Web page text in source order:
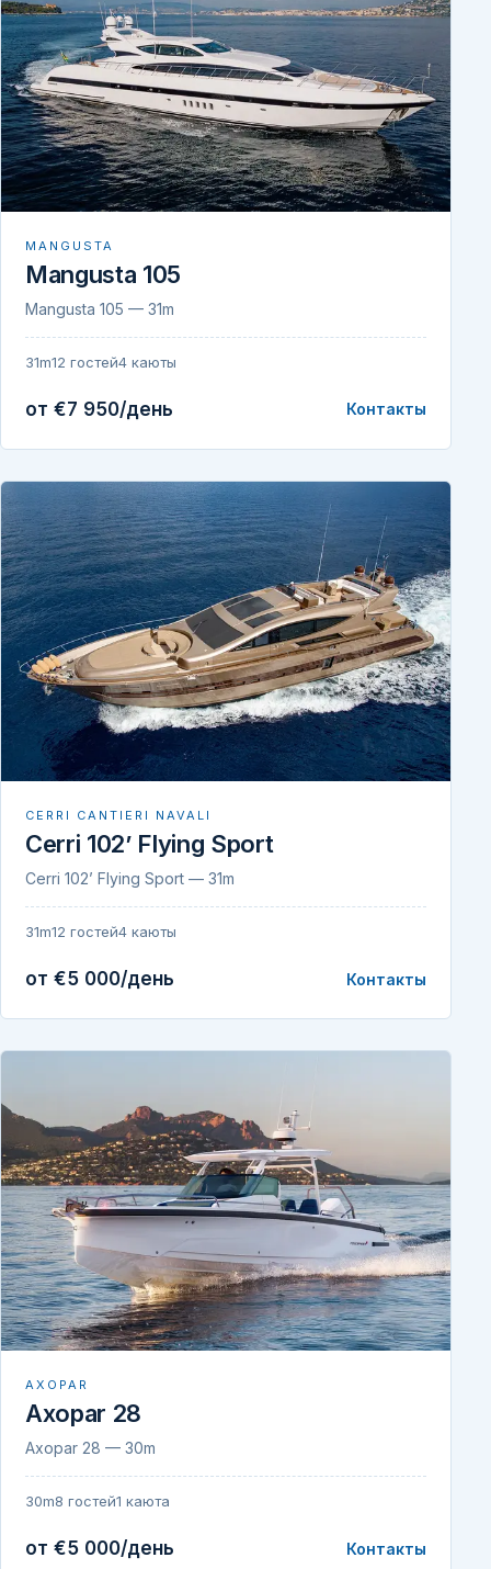
MANGUSTA
Mangusta 105
Mangusta 105 — 31m
31m12 гостей4 каюты
от €7 950/день Контакты
CERRI CANTIERI NAVALI
Cerri 102’ Flying Sport
Cerri 102’ Flying Sport — 31m
31m12 гостей4 каюты
от €5 000/день Контакты
AXOPAR
Axopar 28
Axopar 28 — 30m
30m8 гостей1 каюта
от €5 000/день Контакты